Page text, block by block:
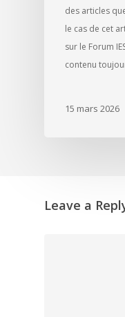
des articles
le cas de cet
sur le Forum
contenu
15 mars 2026
Leave a